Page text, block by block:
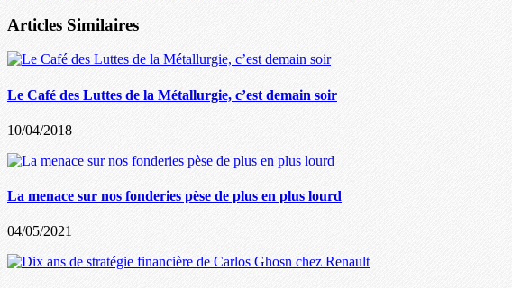
Articles Similaires
Le Café des Luttes de la Métallurgie, c’est demain soir
10/04/2018
La menace sur nos fonderies pèse de plus en plus lourd
04/05/2021